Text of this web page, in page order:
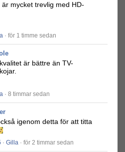
är mycket trevlig med HD-
· för 1 timme sedan
är bättre än TV-
· 8 timmar sedan
igenom detta för att titta
· Gilla · för 2 timmar sedan